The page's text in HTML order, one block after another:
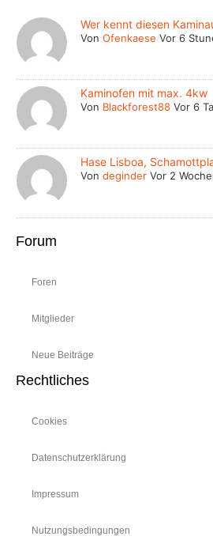
Wer kennt diesen
VonOfenkaese Vor 6
Kaminofen mit max. 4kw
Von Blackforest88 Vor 6
Hase Lisboa,
Vondeginder Vor 2
Forum
Foren
Mitglieder
Neue Beiträge
Rechtliches
Cookies
Datenschutzerklärung
Impressum
Nutzungsbedingungen